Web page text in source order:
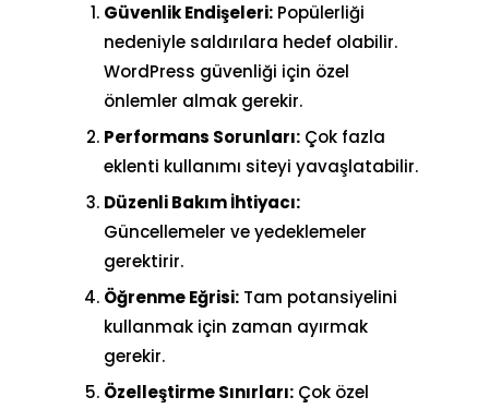
Güvenlik Endişeleri: Popülerliği
nedeniyle saldırılara hedef olabilir.
WordPress güvenliği için özel
önlemler almak gerekir.
Performans Sorunları: Çok fazla
eklenti kullanımı siteyi yavaşlatabilir.
Düzenli Bakım İhtiyacı:
Güncellemeler ve yedeklemeler
gerektirir.
Öğrenme Eğrisi: Tam potansiyelini
kullanmak için zaman ayırmak
gerekir.
Özelleştirme Sınırları: Çok özel